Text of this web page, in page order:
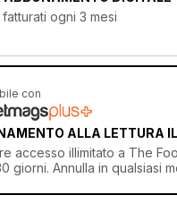
fatturati ogni 3 mesi
con
ALLA LETTURA
accesso illimitato a The
giorni. Annulla in qualsiasi